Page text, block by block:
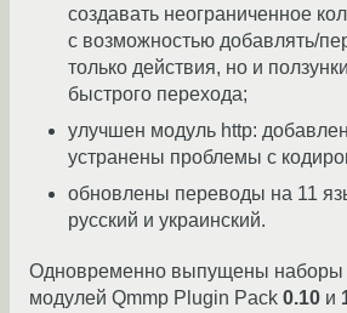
создавать неограниченное
с возможностью добавлять/
только действия, но и
быстрого перехода;
улучшен модуль http:
устранены проблемы с
обновлены переводы на 11
русский и украинский.
Одновременно выпущены наборы
модулей Qmmp Plugin Pack 0.10 и